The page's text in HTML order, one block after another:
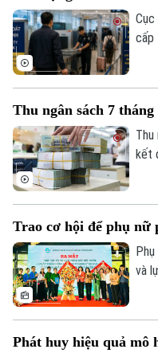
Di tích
Dinh dưỡng
Tư vấn sức khỏe
Bóng đá
Quần vợt
Golf
Giải trí
Sao
Điện ảnh
Thời trang
Âm nhạc
Đã phát sóng
cấp
Thu ngân sách 7
kết
Trao cơ hội để phụ
và
Phát huy hiệu quả mô